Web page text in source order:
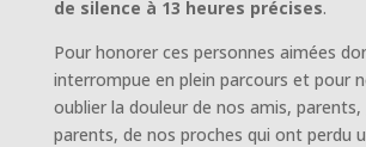
de silence à 13 heures précises.
Pour honorer ces personnes aimées
interrompue en plein parcours et pour
oublier la douleur de nos amis, parents,
parents, de nos proches qui ont perdu